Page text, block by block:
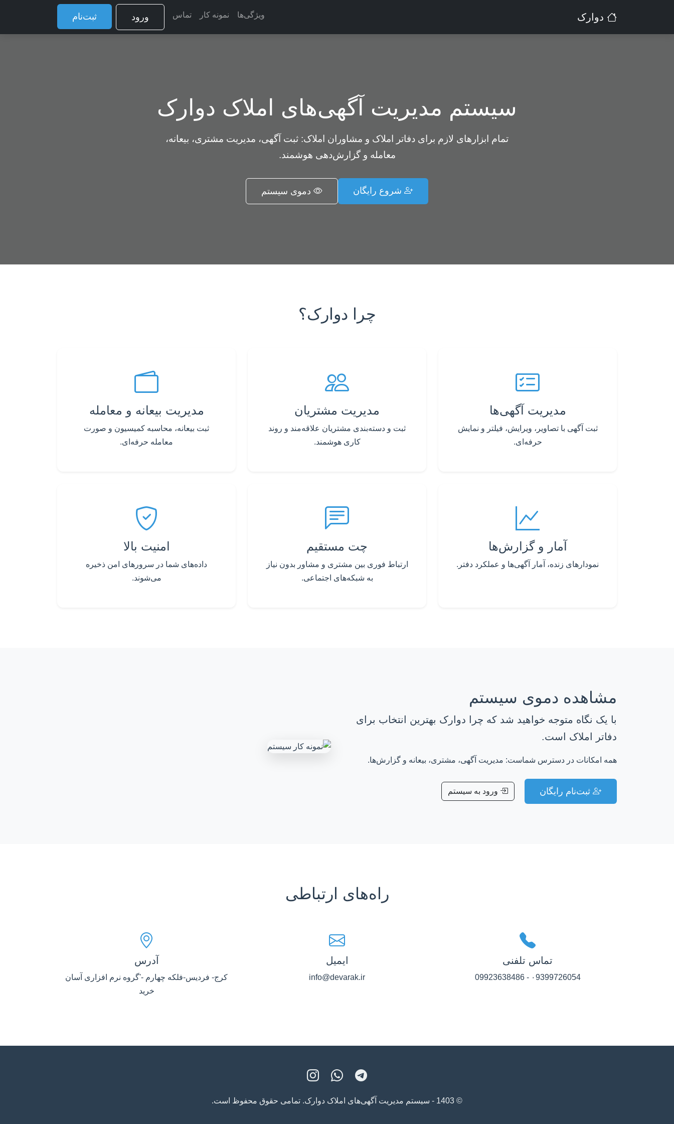
دوارک ویژگی‌ها نمونه کار تماس ورود ثبت‌نام
سیستم مدیریت آگهی‌های املاک دوارک
تمام ابزارهای لازم برای دفاتر املاک و مشاوران املاک: ثبت آگهی، مدیریت مشتری، بیعانه،
معامله و گزارش‌دهی هوشمند.
شروع رایگان دموی سیستم
چرا دوارک؟
مدیریت آگهی‌ها
ثبت آگهی با تصاویر، ویرایش، فیلتر و نمایش
حرفه‌ای.
مدیریت مشتریان
ثبت و دسته‌بندی مشتریان علاقه‌مند و روند
کاری هوشمند.
مدیریت بیعانه و معامله
ثبت بیعانه، محاسبه کمیسیون و صورت
معامله حرفه‌ای.
آمار و گزارش‌ها
نمودارهای زنده، آمار آگهی‌ها و عملکرد دفتر.
چت مستقیم
ارتباط فوری بین مشتری و مشاور بدون نیاز
به شبکه‌های اجتماعی.
امنیت بالا
داده‌های شما در سرورهای امن ذخیره
می‌شوند.
مشاهده دموی سیستم
با یک نگاه متوجه خواهید شد که چرا دوارک بهترین انتخاب برای
دفاتر املاک است.
همه امکانات در دسترس شماست: مدیریت آگهی، مشتری، بیعانه و گزارش‌ها.
ثبت‌نام رایگان ورود به سیستم
راه‌های ارتباطی
تماس تلفنی
۰9399726054 - 09923638486
ایمیل
info@devarak.ir
آدرس
کرج- فردیس-فلکه چهارم -'گروه نرم افزاری آسان
خرید
© 1403 - سیستم مدیریت آگهی‌های املاک دوارک. تمامی حقوق محفوظ است.